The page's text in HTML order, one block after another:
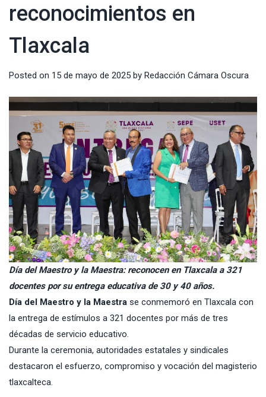
reconocimientos en
Tlaxcala
Posted on 15 de mayo de 2025 by Redacción Cámara Oscura
Día del Maestro y la Maestra: reconocen en Tlaxcala a 321
docentes por su entrega educativa de 30 y 40 años.
Día del Maestro y la Maestra se conmemoró en Tlaxcala con
la entrega de estímulos a 321 docentes por más de tres
décadas de servicio educativo.
Durante la ceremonia, autoridades estatales y sindicales
destacaron el esfuerzo, compromiso y vocación del magisterio
tlaxcalteca.